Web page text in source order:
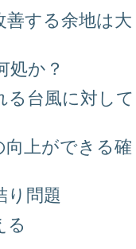
善する余地は大
処か？
る台風に対して
向上ができる確
り問題
る